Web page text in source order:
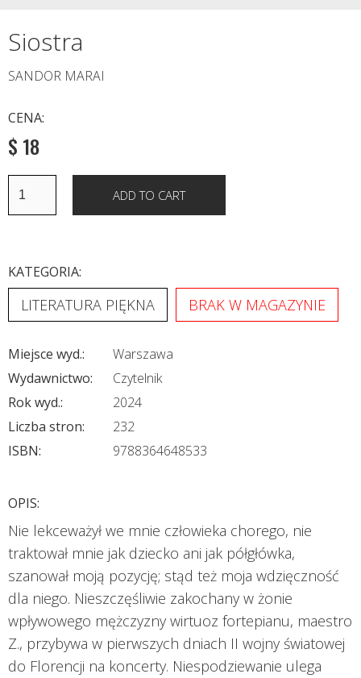
Siostra
SANDOR MARAI
CENA:
$ 18
KATEGORIA:
LITERATURA PIĘKNA BRAK W MAGAZYNIE
Miejsce wyd.:
Warszawa
Wydawnictwo:
Czytelnik
Rok wyd.:
2024
Liczba stron:
232
ISBN:
9788364648533
OPIS:
Nie lekceważył we mnie człowieka chorego, nie
traktował mnie jak dziecko ani jak półgłówka,
szanował moją pozycję; stąd też moja wdzięczność
dla niego. Nieszczęśliwie zakochany w żonie
wpływowego mężczyzny wirtuoz fortepianu, maestro
Z., przybywa w pierwszych dniach II wojny światowej
do Florencji na koncerty. Niespodziewanie ulega